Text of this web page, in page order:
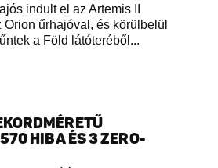
indult el az Artemis II
űrhajóval, és körülbelül
a Föld látóteréből...
HIBA ÉS 3 ZERO-